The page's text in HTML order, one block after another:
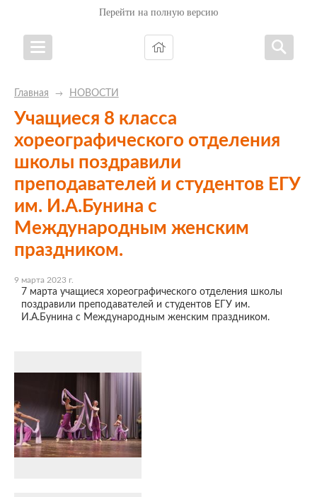
Перейти на полную версию
Главная → НОВОСТИ
Учащиеся 8 класса
хореографического отделения
школы поздравили
преподавателей и студентов ЕГУ
им. И.А.Бунина с
Международным женским
праздником.
9 марта 2023 г.
7 марта учащиеся хореографического отделения школы
поздравили преподавателей и студентов ЕГУ им.
И.А.Бунина с Международным женским праздником.